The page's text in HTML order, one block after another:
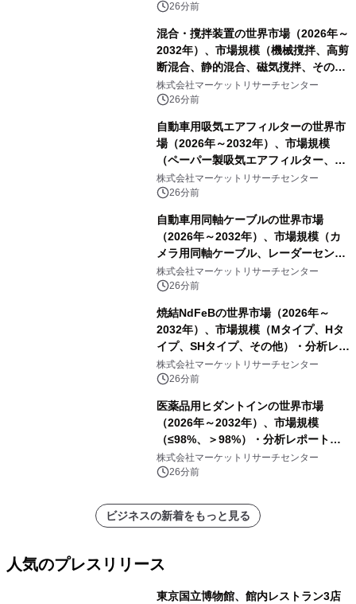
かる実践ガイド
26分前
混合・撹拌装置の世界市場（2026年～
2032年）、市場規模（機械撹拌、高剪
断混合、静的混合、磁気撹拌、その
他）・分析レポートを発表
株式会社マーケットリサーチセンター
26分前
自動車用吸気エアフィルターの世界市
場（2026年～2032年）、市場規模
（ペーパー製吸気エアフィルター、ガ
ーゼ製吸気エアフィルター、フォーム
製吸気エアフィルター）・分析レポー
株式会社マーケットリサーチセンター
26分前
自動車用同軸ケーブルの世界市場
（2026年～2032年）、市場規模（カ
メラ用同軸ケーブル、レーダーセンサ
ー用同軸ケーブル、ディスプレイ用同
軸ケーブル、アンテナ用同軸ケーブ
株式会社マーケットリサーチセンター
26分前
焼結NdFeBの世界市場（2026年～
2032年）、市場規模（Mタイプ、Hタ
イプ、SHタイプ、その他）・分析レポ
ートを発表
株式会社マーケットリサーチセンター
26分前
医薬品用ヒダントインの世界市場
（2026年～2032年）、市場規模
（≤98%、＞98%）・分析レポートを
発表
株式会社マーケットリサーチセンター
26分前
ビジネスの新着をもっと見る
人気のプレスリリース
東京国立博物館、館内レストラン3店